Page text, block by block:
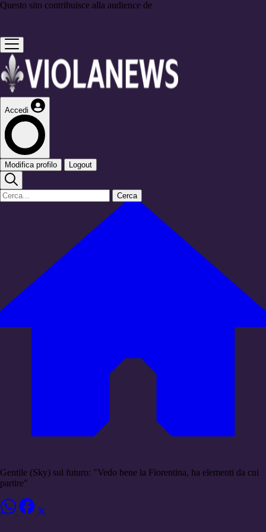
Questo sito contribuisce alla audience de
Accedi
Modifica profilo Logout
Cerca
Gentile (Sky) sul futuro: "Vedo bene la Fiorentina, ha elementi da cui
partire"